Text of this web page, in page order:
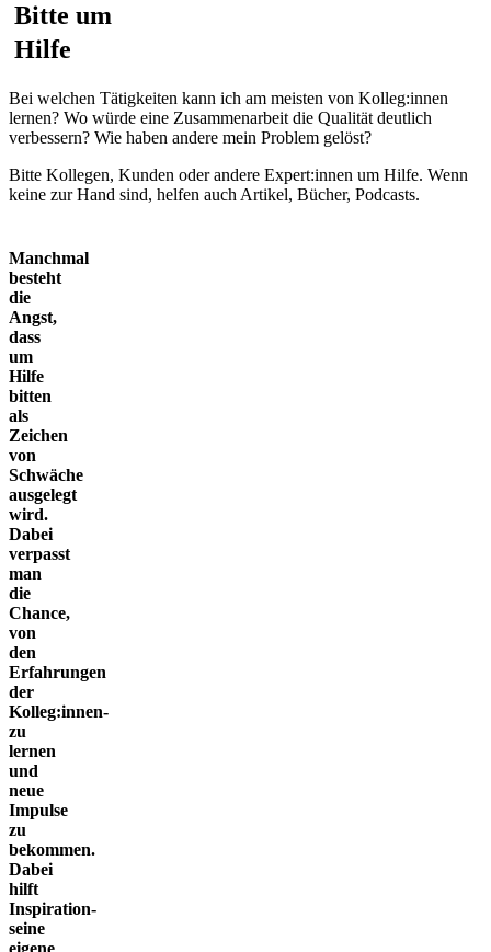
Bitte um
Hilfe
Bei welchen Tätigkeiten kann ich am meisten von Kolleg:innen
lernen? Wo würde eine Zusammenarbeit die Qualität deutlich
verbessern? Wie haben andere mein Problem gelöst?
Bitte Kollegen, Kunden oder andere Expert:innen um Hilfe. Wenn
keine zur Hand sind, helfen auch Artikel, Bücher, Podcasts.
Manchmal
besteht
die
Angst,
dass
um
Hilfe
bitten
als
Zeichen
von
Schwäche
ausgelegt
wird.
Dabei
verpasst
man
die
Chance,
von
den
Erfahrungen
der
Kolleg:innen­
zu
lernen
und
neue
Impulse
zu
bekommen.
Dabei
hilft
Inspiration­
seine
eigene